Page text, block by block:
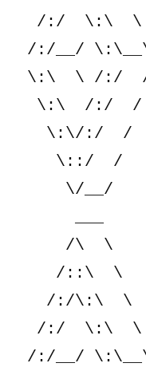
/:/  \:\
/:/__/
\:\  \ /:/  /
\:\  /:/
\:\/:/  /
\::/  /
\/__/
/\  \
/::\  \
/:/\:\  \
/:/  \:\
/:/__/